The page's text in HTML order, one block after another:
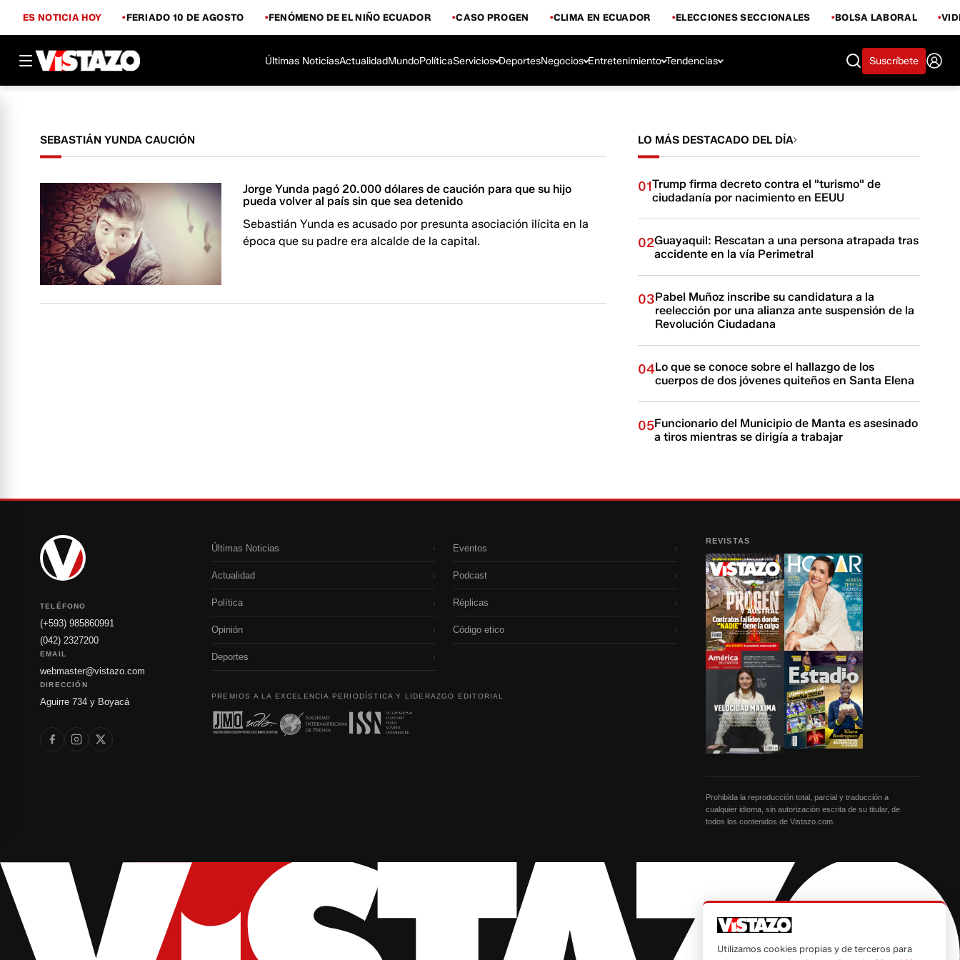
ES NOTICIA HOY FERIADO 10 DE AGOSTO FENÓMENO DE EL NIÑO ECUADOR CASO PROGEN CLIMA EN ECUADOR ELECCIONES SECCIONALES BOLSA LABORAL
Últimas NoticiasActualidadMundoPolíticaServicios DeportesNegocios Entretenimiento Tendencias Suscríbete
SEBASTIÁN YUNDA CAUCIÓN
Jorge Yunda pagó 20.000 dólares de caución para que su hijo
pueda volver al país sin que sea detenido
Sebastián Yunda es acusado por presunta asociación ilícita en la
época que su padre era alcalde de la capital.
LO MÁS DESTACADO DEL DÍA
01Trump firma decreto contra el "turismo" de
ciudadanía por nacimiento en EEUU
02Guayaquil: Rescatan a una persona atrapada tras
accidente en la vía Perimetral
03Pabel Muñoz inscribe su candidatura a la
reelección por una alianza ante suspensión de la
Revolución Ciudadana
04Lo que se conoce sobre el hallazgo de los
cuerpos de dos jóvenes quiteños en Santa Elena
05Funcionario del Municipio de Manta es asesinado
a tiros mientras se dirigía a trabajar
TELÉFONO
(+593) 985860991
(042) 2327200
EMAIL
webmaster@vistazo.com
DIRECCIÓN
Aguirre 734 y Boyacá
Últimas Noticias ›
Actualidad ›
Política ›
Opinión ›
Deportes ›
Eventos ›
Podcast ›
Réplicas ›
Código etico ›
PREMIOS A LA EXCELENCIA PERIODÍSTICA Y LIDERAZGO EDITORIAL
REVISTAS
Prohibida la reproducción total, parcial y traducción a
cualquier idioma, sin autorización escrita de su titular, de
todos los contenidos de Vistazo.com.
Utilizamos cookies propias y de terceros para